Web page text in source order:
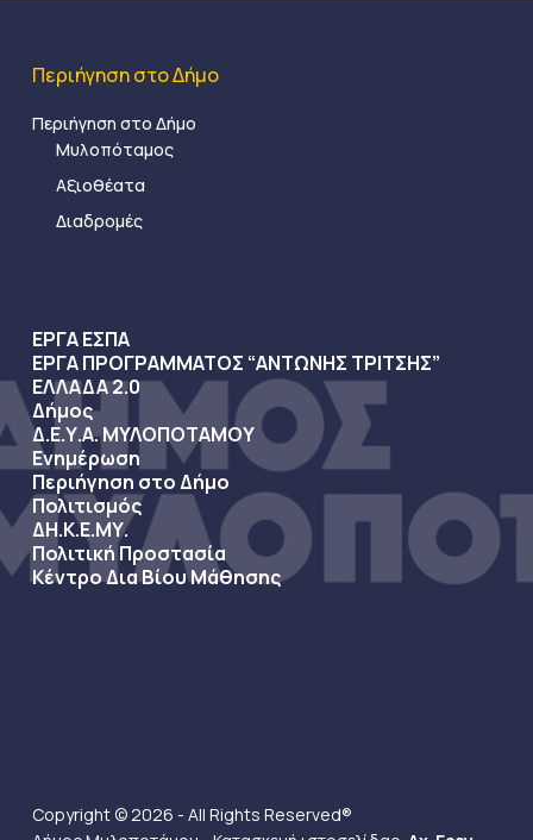
Περιήγηση στο Δήμο
Περιήγηση στο Δήμο
Μυλοπόταμος
Αξιοθέατα
Διαδρομές
ΕΡΓΑ ΕΣΠΑ
ΕΡΓΑ ΠΡΟΓΡΑΜΜΑΤΟΣ “ΑΝΤΩΝΗΣ ΤΡΙΤΣΗΣ”
ΕΛΛΑΔΑ 2.0
Δήμος
Δ.Ε.Υ.Α. ΜΥΛΟΠΟΤΑΜΟΥ
Ενημέρωση
Περιήγηση στο Δήμο
Πολιτισμός
ΔΗ.Κ.Ε.ΜΥ.
Πολιτική Προστασία
Κέντρο Δια Βίου Μάθησης
Copyright © 2026 - All Rights Reserved®